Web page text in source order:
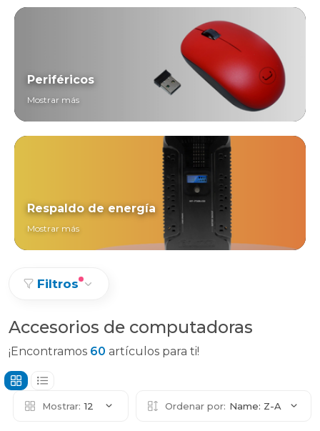
Periféricos
Mostrar más
Respaldo de energía
Mostrar más
Filtros
Accesorios de computadoras
¡Encontramos 60 artículos para ti!
Mostrar: 12 Ordenar por: Name: Z-A